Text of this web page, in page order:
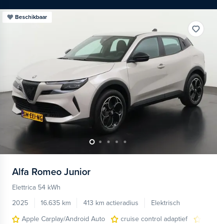
Beschikbaar
Alfa Romeo Junior
Elettrica 54 kWh
2025
16.635 km 413 km actieradius
Elektrisch
Apple Carplay/Android Auto
cruise control adaptief